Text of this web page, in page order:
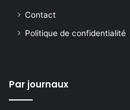
Contact
Politique de confidentialité
Par journaux